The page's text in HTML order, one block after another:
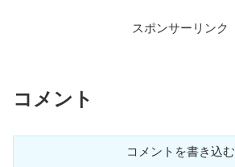
スポンサーリンク
コメント
コメントを書き込む